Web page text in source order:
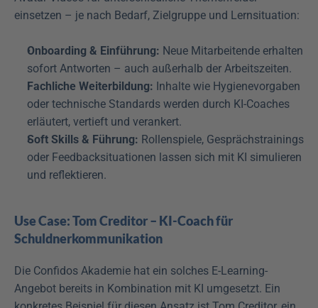
einsetzen – je nach Bedarf, Zielgruppe und Lernsituation:
Onboarding & Einführung: Neue Mitarbeitende erhalten
sofort Antworten – auch außerhalb der Arbeitszeiten.
Fachliche Weiterbildung: Inhalte wie Hygienevorgaben
oder technische Standards werden durch KI-Coaches
erläutert, vertieft und verankert.
Soft Skills & Führung: Rollenspiele, Gesprächstrainings
oder Feedbacksituationen lassen sich mit KI simulieren
und reflektieren.
Use Case: Tom Creditor – KI-Coach für
Schuldnerkommunikation
Die Confidos Akademie hat ein solches E-Learning-
Angebot bereits in Kombination mit KI umgesetzt. Ein